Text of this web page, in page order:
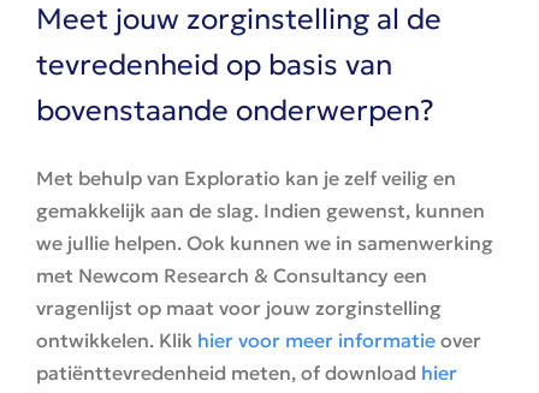
Meet jouw zorginstelling al de
tevredenheid op basis van
bovenstaande onderwerpen?
Met behulp van Exploratio kan je zelf veilig en
gemakkelijk aan de slag. Indien gewenst, kunnen
we jullie helpen. Ook kunnen we in samenwerking
met Newcom Research & Consultancy een
vragenlijst op maat voor jouw zorginstelling
ontwikkelen. Klik hier voor meer informatieover
patiënttevredenheid meten, of download hier